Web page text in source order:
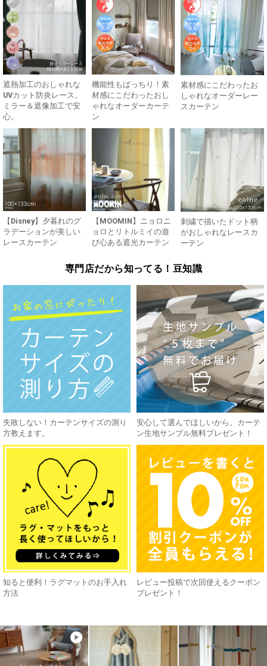
遮熱加工のおしゃれな
UVカット防炎レース。
ミラー＆遮像加工で安
心。
機能性もばっちり！素
材感にこだわったおし
ゃれなオーダーカーテ
ン
素材感にこだわったお
しゃれなオーダーレー
スカーテン
【Disney】夕暮れのグ
ラデーションが美しい
レースカーテン
【MOOMIN】ニョロニ
ョロとリトルミイの遊
び心ある遮光カーテン
刺繍で描いたドット柄
がおしゃれなレースカ
ーテン
専門店だから知ってる！豆知識
失敗しない！カーテンサイズの測り
方教えます。
安心して選んでほしいから。カーテ
ン生地サンプル無料プレゼント！
知ると便利！ラグマットのお手入れ
方法
レビュー投稿で次回使えるクーポン
プレゼント！